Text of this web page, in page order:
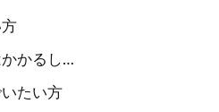
かるし…
たい方